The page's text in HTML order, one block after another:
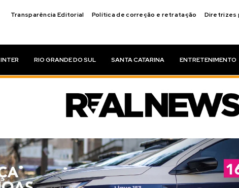
Transparência Editorial Política de correção e retratação Diretrizes
INTER RIO GRANDE DO SUL SANTA CATARINA ENTRETENIMENTO